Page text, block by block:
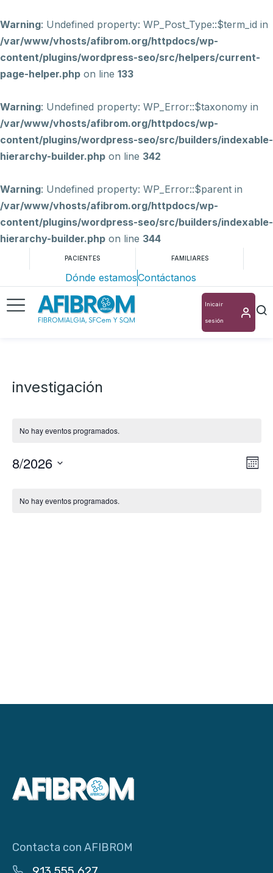
Warning: Undefined property: WP_Post_Type::$term_id in
/var/www/vhosts/afibrom.org/httpdocs/wp-
content/plugins/wordpress-seo/src/helpers/current-
page-helper.php on line 133
Warning: Undefined property: WP_Error::$taxonomy in
/var/www/vhosts/afibrom.org/httpdocs/wp-
content/plugins/wordpress-seo/src/builders/indexable-
hierarchy-builder.php on line 342
Warning: Undefined property: WP_Error::$parent in
/var/www/vhosts/afibrom.org/httpdocs/wp-
content/plugins/wordpress-seo/src/builders/indexable-
hierarchy-builder.php on line 344
PACIENTES FAMILIARES
Dónde estamosContáctanos
Inicair
sesión
investigación
No hay eventos programados.
Mes
8/2026
Calendario
No hay eventos programados.
Contacta con AFIBROM